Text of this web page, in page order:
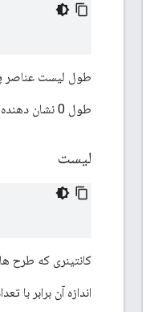
طول لیست عناصر
طول 0 نشان دهنده یک لیست خالی است
لیست
کانتینری که طرح
اندازه آن برابر با